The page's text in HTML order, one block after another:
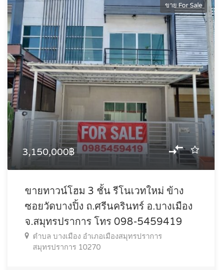
ขาย For Sale
3,150,000฿
ขายทาวน์โฮม 3 ชั้น รีโนเวทใหม่ ข้าง
ซอยวัดบางปิ้ง ถ.ศรีนครินทร์ อ.บางเมือง
จ.สมุทรปราการ โทร 098-5459419
ตำบล บางเมือง อำเภอเมืองสมุทรปราการ
สมุทรปราการ 10270